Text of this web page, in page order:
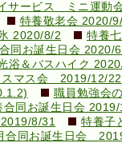
サービス ミニ運動
特養敬老会 2020/
2020/8/2
特養
同お誕生日会 2020/
浴＆バスハイク
スマス会 2019/12/22
職員勉強会
合同お誕生日会
8/31
特養子
合同お誕生日会